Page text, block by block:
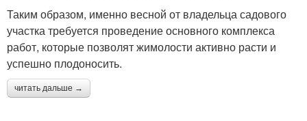
Таким образом, именно весной от владельца садового
участка требуется проведение основного комплекса
работ, которые позволят жимолости активно расти и
успешно плодоносить.
читать дальше →